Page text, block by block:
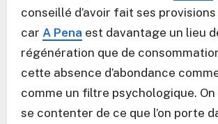
conseillé d’avoir fait ses provisions
car A Pena est davantage un lieu
régénération que de
cette absence d’abondance
comme un filtre psychologique. On
se contenter de ce que l’on porte